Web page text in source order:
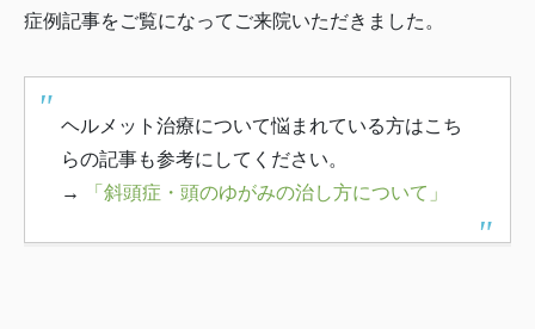
症例記事をご覧になってご来院いただきました。
ヘルメット治療について悩まれている方はこち
らの記事も参考にしてください。
→
「斜頭症・頭のゆがみの治し方について」